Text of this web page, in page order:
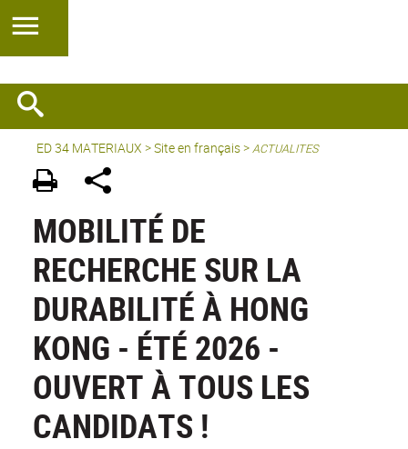
ED 34 MATERIAUX >Site en français>ACTUALITES
MOBILITÉ DE
RECHERCHE SUR LA
DURABILITÉ À HONG
KONG - ÉTÉ 2026 -
OUVERT À TOUS LES
CANDIDATS !